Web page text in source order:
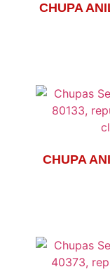
CHUPA
CHUPA